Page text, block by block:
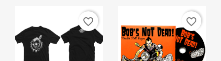
favorite_border favorite_border